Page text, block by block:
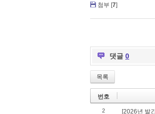
첨부 [7]
댓글 0
목록
번호
2 [2026년 발